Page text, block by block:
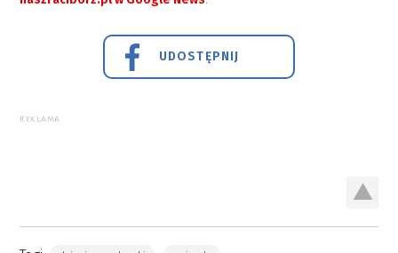
UDOSTĘPNIJ
REKLAMA